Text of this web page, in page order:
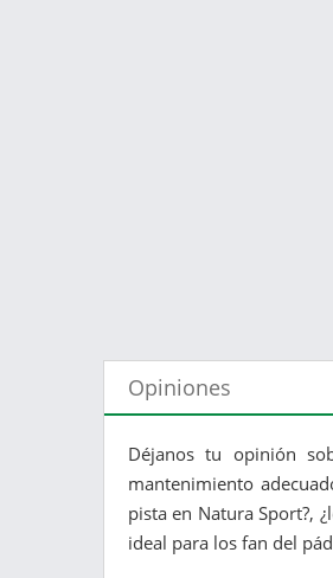
Opiniones
Déjanos tu opinión
mantenimiento
pista en Natura Sport?,
ideal para los fan del